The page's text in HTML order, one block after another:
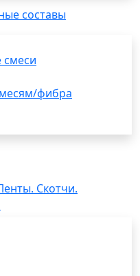
составы
фибра
Скотчи.